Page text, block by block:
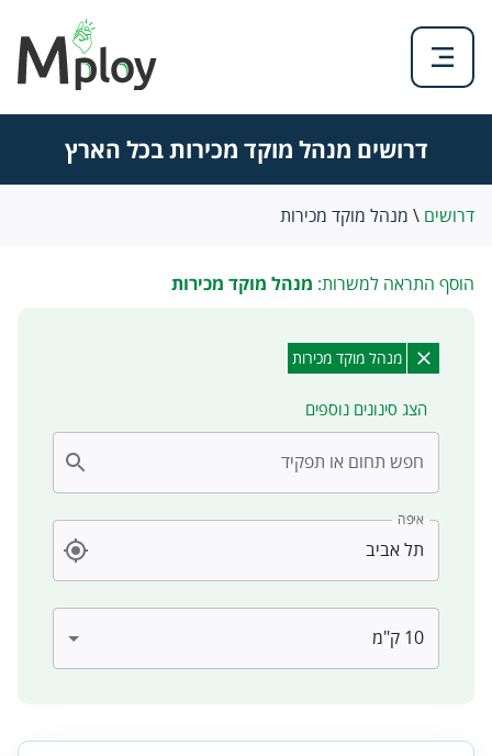
דרושים מנהל מוקד מכירות בכל הארץ
דרושים \ מנהל מוקד מכירות
הוסף התראה למשרות: מנהל מוקד מכירות
מנהל מוקד מכירות
הצג סינונים נוספים
חפש תחום או תפקיד
איפה